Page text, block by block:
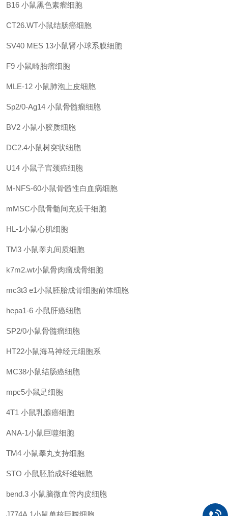
B16 小鼠黑色素瘤细胞
CT26.WT小鼠结肠癌细胞
SV40 MES 13小鼠肾小球系膜细胞
F9 小鼠畸胎瘤细胞
MLE-12 小鼠肺泡上皮细胞
Sp2/0-Ag14 小鼠骨髓瘤细胞
BV2 小鼠小胶质细胞
DC2.4小鼠树突状细胞
U14 小鼠子宫颈癌细胞
M-NFS-60小鼠骨髓性白血病细胞
mMSC小鼠骨髓间充质干细胞
HL-1小鼠心肌细胞
TM3 小鼠睾丸间质细胞
k7m2.wt小鼠骨肉瘤成骨细胞
mc3t3 e1小鼠胚胎成骨细胞前体细胞
hepa1-6 小鼠肝癌细胞
SP2/0小鼠骨髓瘤细胞
HT22小鼠海马神经元细胞系
MC38小鼠结肠癌细胞
mpc5小鼠足细胞
4T1 小鼠乳腺癌细胞
ANA-1小鼠巨噬细胞
TM4 小鼠睾丸支持细胞
STO 小鼠胚胎成纤维细胞
bend.3 小鼠脑微血管内皮细胞
J774A.1小鼠单核巨噬细胞